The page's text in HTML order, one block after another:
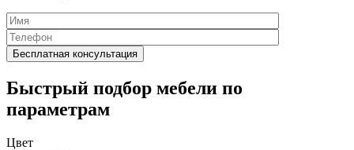
Быстрый подбор мебели по
параметрам
Цвет